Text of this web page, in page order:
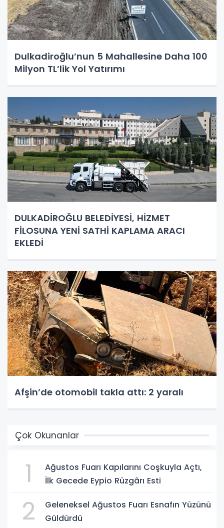
Dulkadiroğlu’nun 5 Mahallesine Daha 100
Milyon TL’lik Yol Yatırımı
DULKADİROĞLU BELEDİYESİ, HİZMET
FİLOSUNA YENİ SATHİ KAPLAMA ARACI
EKLEDİ
Afşin’de otomobil takla attı: 2 yaralı
Çok Okunanlar
1
Ağustos Fuarı Kapılarını Coşkuyla Açtı,
İlk Gecede Eypio Rüzgârı Esti
2
Geleneksel Ağustos Fuarı Esnafın Yüzünü
Güldürdü